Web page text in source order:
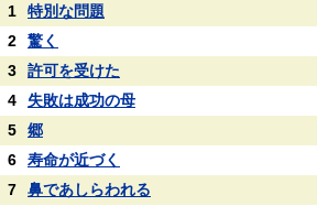
1
特別な問題
2
驚く
3
許可を受けた
4
失敗は成功の母
5
郷
6
寿命が近づく
7
鼻であしらわれる